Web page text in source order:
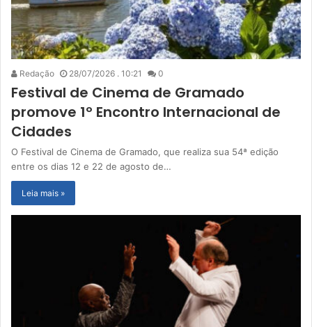
Redação 28/07/2026 . 10:21 0
Festival de Cinema de Gramado
promove 1º Encontro Internacional de
Cidades
O Festival de Cinema de Gramado, que realiza sua 54ª edição
entre os dias 12 e 22 de agosto de…
Leia mais »